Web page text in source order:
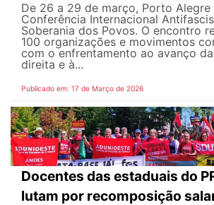
De 26 a 29 de março, Porto Alegre
Conferência Internacional
Soberania dos Povos. O encontro
100 organizações e movimentos
com o enfrentamento ao avanço
direita e à...
Publicado em: 17 de Março de 2026
Docentes das estaduais do
lutam por recomposição